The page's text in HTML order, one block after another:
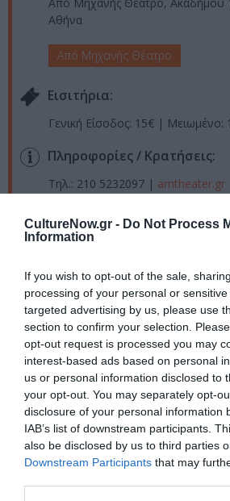
CultureNow.gr - Do Not Process
Information
If you wish to opt-out of the sale,
processing of your personal or
targeted advertising by us, please use
section to confirm your selection.
opt-out request is processed you may
interest-based ads based on personal
us or personal information disclosed to
your opt-out. You may separately opt-
disclosure of your personal information
IAB’s list of downstream participants.
also be disclosed by us to third parties
Downstream Participants that may
Αθήνα
Από Μηχανής Θέατρο
Eισιτήρια:
Γενική Είσοδος: 15€ |
Πληροφορίες / Κρατήσεις:
Τηλ.: 210 5232097 | amtheater.gr
Ακολουθήστε το Culturenow.gr
Δείτε όλα τατελευταία νέαγια
Πολιτισμό στοCulturenow.gr
Νέοι Διαγωνισμοί❯
Tags
ΔΡΑΜΑΤΟΠΟΙΗΜΕΝΗ ΛΟΓΟΤΕΧΝΙΑ
ΘΕΑΤΡΙΚΕΣ ΠΑΡΑΣΤΑΣΕΙΣ 2024 - 2025
ΝΙΚΟΣ ΧΟΥΛΙΑΡΑΣ